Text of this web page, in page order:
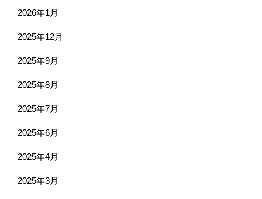
2026年1月
2025年12月
2025年9月
2025年8月
2025年7月
2025年6月
2025年4月
2025年3月